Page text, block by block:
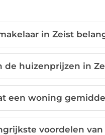
in Zeist
de huizenprijzen in
een woning
voordelen